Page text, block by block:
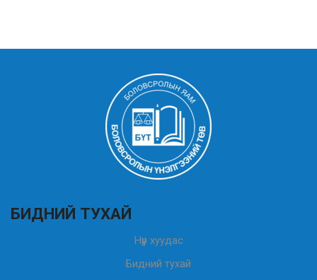
БИДНИЙ ТУХАЙ
Нүүр хуудас
Бидний тухай